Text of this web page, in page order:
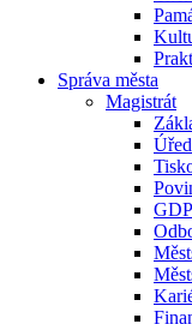
Správa města
Magistrát